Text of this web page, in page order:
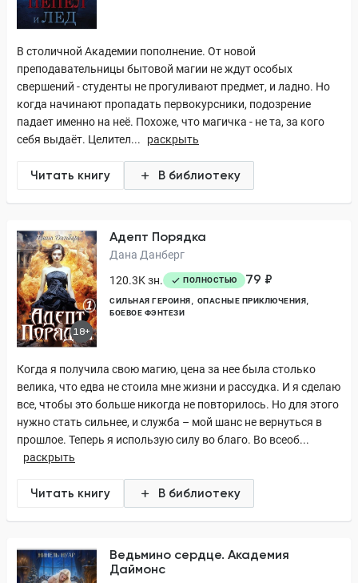
В столичной Академии пополнение. От новой
преподавательницы бытовой магии не ждут особых
свершений - студенты не прогуливают предмет, и ладно. Но
когда начинают пропадать первокурсники, подозрение
падает именно на неё. Похоже, что магичка - не та, за кого
себя выдаёт. Целител...
раскрыть
Читать книгу В библиотеку
18+
Адепт Порядка
Дана Данберг
120.3K зн.
ПОЛНОСТЬЮ 79 ₽
СИЛЬНАЯ ГЕРОИНЯ
ОПАСНЫЕ ПРИКЛЮЧЕНИЯ
БОЕВОЕ ФЭНТЕЗИ
Когда я получила свою магию, цена за нее была столько
велика, что едва не стоила мне жизни и рассудка. И я сделаю
все, чтобы это больше никогда не повторилось. Но для этого
нужно стать сильнее, и служба – мой шанс не вернуться в
прошлое. Теперь я использую силу во благо. Во всеоб...
раскрыть
Читать книгу В библиотеку
Ведьмино сердце. Академия
Даймонс